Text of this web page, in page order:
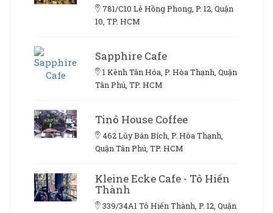
781/C10 Lê Hồng Phong, P. 12, Quận
10, TP. HCM
Sapphire Cafe
1 Kênh Tân Hóa, P. Hòa Thạnh, Quận
Tân Phú, TP. HCM
Tinô House Coffee
462 Lũy Bán Bích, P. Hòa Thạnh,
Quận Tân Phú, TP. HCM
Kleine Ecke Cafe - Tô Hiến
Thành
339/34A1 Tô Hiến Thành, P. 12, Quận